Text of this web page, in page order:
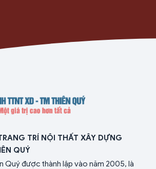
TRÍ NỘI THẤT XÂY DỰNG
QUÝ
Quý được thành lập vào năm 2005, là